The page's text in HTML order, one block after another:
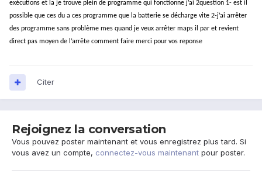
exécutions et la je trouve plein de programme qui fonctionne j’ai 2question 1- est il
possible que ces du a ces programme que la batterie se décharge vite 2-j’ai arrêter
des programme sans problème mes quand je veux arrêter maps il par et revient
direct pas moyen de l’arrête comment faire merci pour vos reponse
Citer
Rejoignez la conversation
Vous pouvez poster maintenant et vous enregistrez plus tard. Si
vous avez un compte, connectez-vous maintenant pour poster.